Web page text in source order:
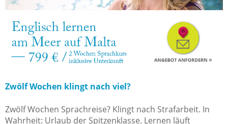
Zwölf Wochen klingt nach viel?
Zwölf Wochen Sprachreise? Klingt nach Strafarbeit. In
Wahrheit: Urlaub der Spitzenklasse. Lernen läuft